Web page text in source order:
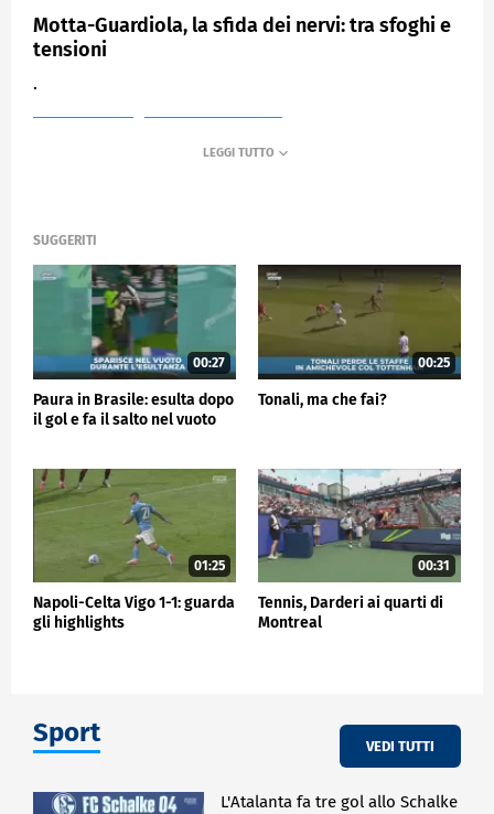
Motta-Guardiola, la sfida dei nervi: tra sfoghi e
tensioni
.
SUGGERITI
00:27
Paura in Brasile: esulta dopo
il gol e fa il salto nel vuoto
00:25
Tonali, ma che fai?
01:25
Napoli-Celta Vigo 1-1: guarda
gli highlights
00:31
Tennis, Darderi ai quarti di
Montreal
Sport VEDI TUTTI
L'Atalanta fa tre gol allo Schalke